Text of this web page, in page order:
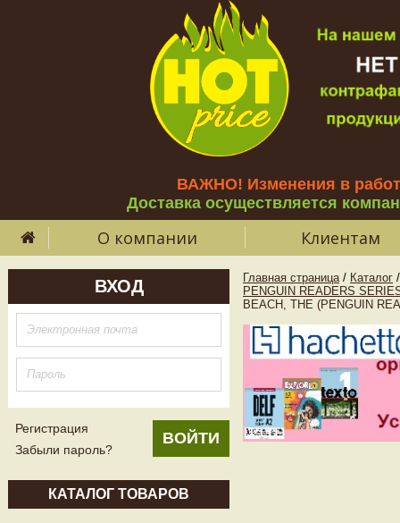
ВАЖНО! Изменения в
Доставка осуществляется
О компании Клиентам
ВХОД
Регистрация
Забыли пароль?
КАТАЛОГ ТОВАРОВ
Главная страница / Каталог /
PENGUIN READERS
BEACH, THE (PENGUIN